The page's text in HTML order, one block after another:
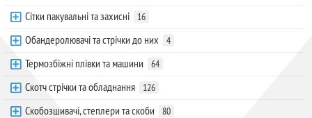
Сітки пакувальні та захисні 16
Обандеролювачі та стрічки до них 4
Термозбіжні плівки та машини 64
Скотч стрічки та обладнання 126
Скобозшивачі, степлери та скоби 80